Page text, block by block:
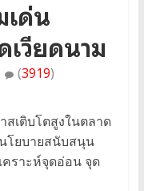
เด่น
วียดนาม
(3919)
สเติบโตสูงในตลาด
นโยบายสนับสนุน
คราะห์จุดอ่อน จุด